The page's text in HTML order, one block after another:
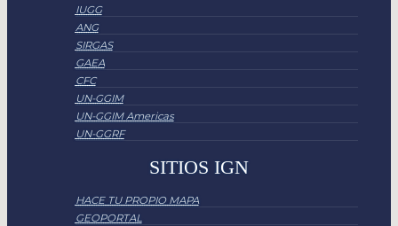
IUGG
ANG
SIRGAS
GAEA
CFC
UN-GGIM
UN-GGIM Americas
UN-GGRF
SITIOS IGN
HACE TU PROPIO MAPA
GEOPORTAL